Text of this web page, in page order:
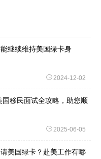
继续维持美国绿卡身
2024-12-02
移民面试全攻略，助您顺
2025-06-05
美国绿卡？赴美工作有哪